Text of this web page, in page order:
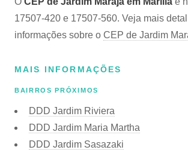
17507-420 e 17507-560. Veja mais
informações sobre o CEP de Jardim
MAIS INFORMAÇÕES
BAIRROS PRÓXIMOS
DDD Jardim Riviera
DDD Jardim Maria Martha
DDD Jardim Sasazaki